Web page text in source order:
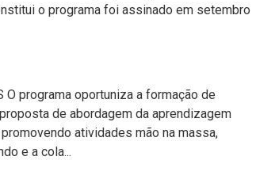
o programa foi assinado em setembro
O programa oportuniza a formação de
de abordagem da aprendizagem
atividades mão na massa,
e a cola...